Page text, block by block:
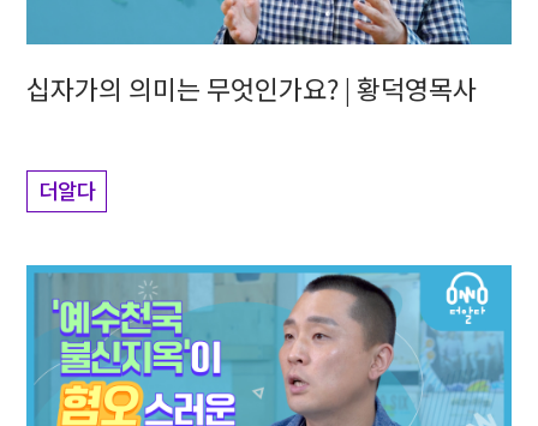
십자가의 의미는 무엇인가요? | 황덕영목사
더알다